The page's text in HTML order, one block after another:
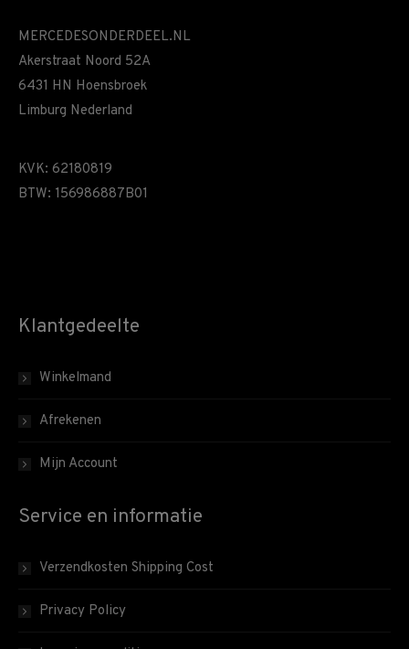
MERCEDESONDERDEEL.NL
Akerstraat Noord 52A
6431 HN Hoensbroek
Limburg Nederland
KVK: 62180819
BTW: 156986887B01
Klantgedeelte
Winkelmand
Afrekenen
Mijn Account
Service en informatie
Verzendkosten Shipping Cost
Privacy Policy